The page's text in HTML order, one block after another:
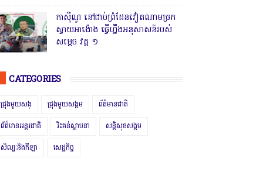
កាសុីណូ នៅជាប់ព្រំដែនវៀតណាមច្រក
ស្វាយអាង៉ោង ធ្វើហ្នឹងអនុសាសន៍របស់
សម្ដេច វគ្គ ១
CATEGORIES
ជ្រុងមួយសង្ ជ្រុងមួយសង្គម ព័ត៌មានជាតិ
ព័ត៌មានអន្តរជាតិ រិះគន់ស្ថាបនា សន្តិសុខសង្គម
សិល្បៈនិងកីឡា សេដ្ឋកិច្ច